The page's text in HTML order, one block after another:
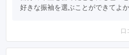
好きな振袖を選ぶことができてよか
口